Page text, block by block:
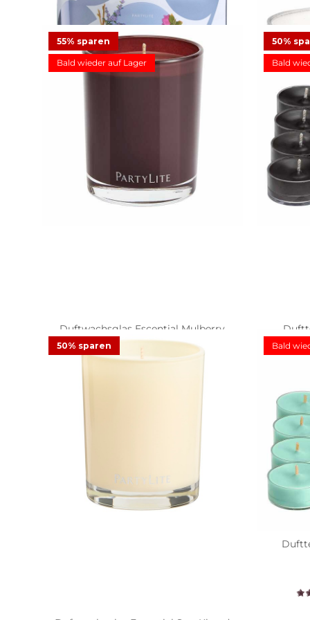
55% sparen
Bald wieder auf Lager
Duftwachsglas Escential Mulberry
11,23 €
Angebot
50%
Bald
50% sparen Bald